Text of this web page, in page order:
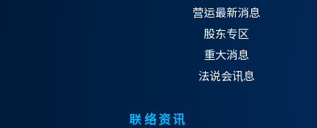
营运最新消息
股东专区
重大消息
法说会讯息
联络资讯